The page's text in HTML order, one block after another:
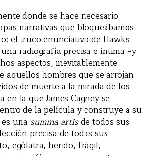
donde se hace necesario
narrativas que bloqueábamos
el truco enunciativo de Hawks
radiografía precisa e íntima –y
aspectos, inevitablemente
aquellos hombres que se arrojan
de muerte a la mirada de los
en la que James Cagney se
de la película y construye a su
una summa artisde todos sus
precisa de todas sus
ególatra, herido, frágil,